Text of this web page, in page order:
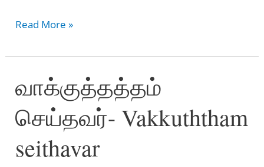
காட்டு
சத்தம்
Kaatu
puraavin
Read More »
வாக்குத்தத்தம்
செய்தவர்- Vakkuththam
seithavar